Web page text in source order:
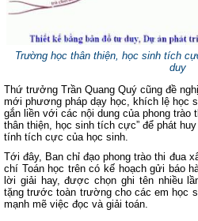
Trường học thân thiện, học sinh tích
duy
Thứ trưởng Trần Quang Quý cũng đề
mới phương pháp dạy học, khích lệ học
gắn liền với các nội dung của phong trào
thân thiện, học sinh tích cực” để phát
tính tích cực của học sinh.
Tới đây, Ban chỉ đạo phong trào thi đua
chí Toán học trên có kế hoạch gửi báo
lời giải hay, được chọn ghi tên nhiều
tặng trước toàn trường cho các em học
mạnh mẽ việc đọc và giải toán.